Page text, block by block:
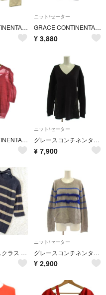
GRACE CONTINENTAL(グレースコンチネンタル) 長袖セーター サイズ36 S レディース - アイボリー Vネック/刺繍
ニット/セーター
GRACE CONTINENTAL レース付 ニット セーター 7分袖 グレー
¥ 3,880
GRACE CONTINENTAL ニット・セーター S 赤 【古着】【中古】【送料無料】
ニット/セーター
グレースコンチネンタル デニムフレアニット 36 グレー 長袖 Vネック
¥ 7,900
人気✨グレースクラス グレースコンチネンタル アンゴラ ラメボーダー ニット 36 グレー×ゴールド ゆったり オーバーサイズ
ニット/セーター
グレースコンチネンタル ニット セーター ウール 36 グレー 青 ブルー
¥ 2,900